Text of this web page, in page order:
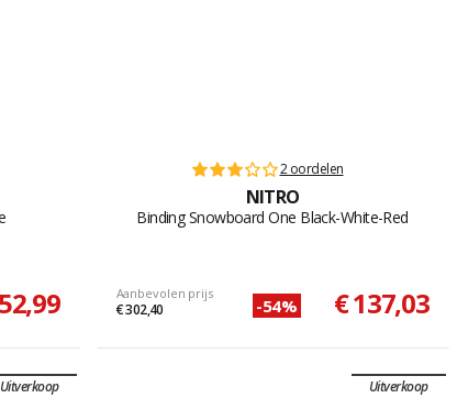
2 oordelen
NITRO
Binding Snowboard One Black-White-Red
Aanbevolen prijs
€ 302,40 -54% € 137,03
Uitverkoop Uitverkoop